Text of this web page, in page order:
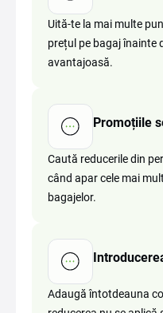
Uită-te la mai multe
prețul pe bagaj înainte
avantajoasă.
Promoțiile
Caută reducerile din
când apar cele mai
bagajelor.
Adaugă întotdeauna